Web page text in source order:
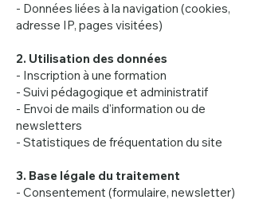
- Données liées à la navigation (cookies,
adresse IP, pages visitées)
2. Utilisation des données
- Inscription à une formation
- Suivi pédagogique et administratif
- Envoi de mails d'information ou de
newsletters
- Statistiques de fréquentation du site
3. Base légale du traitement
- Consentement (formulaire, newsletter)